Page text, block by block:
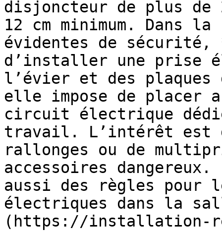
disjoncteur de plus de
12 cm minimum. Dans
évidentes de
d’installer une prise
l’évier et des plaques
elle impose de placer
circuit électrique
travail. L’intérêt est
rallonges ou de
accessoires
aussi des règles pour
électriques dans la
(https://installation-